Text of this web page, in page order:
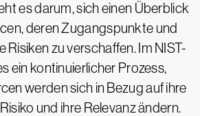
es darum, sich einen Überblick
deren Zugangspunkte und
zu verschaffen. Im NIST-
ein kontinuierlicher Prozess,
werden sich in Bezug auf ihre
und ihre Relevanz ändern.